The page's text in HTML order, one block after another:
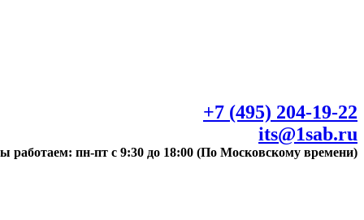
+7 (495) 204-19-22
its@1sab.ru
работаем: пн-пт с 9:30 до 18:00 (По Московскому времени)